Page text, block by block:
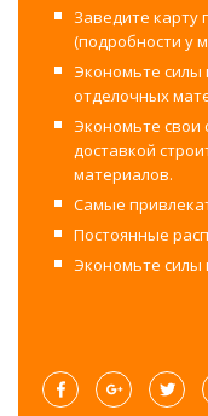
Заведите карту
(подробности у
Экономьте силы
отделочных
Экономьте свои
доставкой
материалов.
Самые
Постоянные
Экономьте силы